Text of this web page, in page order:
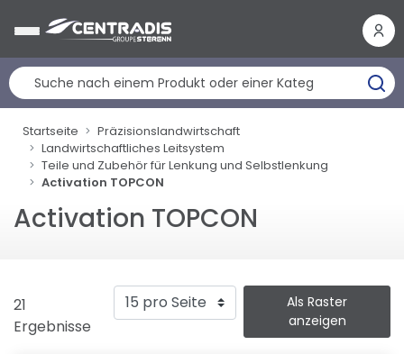
Startseite
Präzisionslandwirtschaft
Landwirtschaftliches Leitsystem
Teile und Zubehör für Lenkung und Selbstlenkung
Activation TOPCON
Activation TOPCON
21
Ergebnisse
Als Raster
anzeigen